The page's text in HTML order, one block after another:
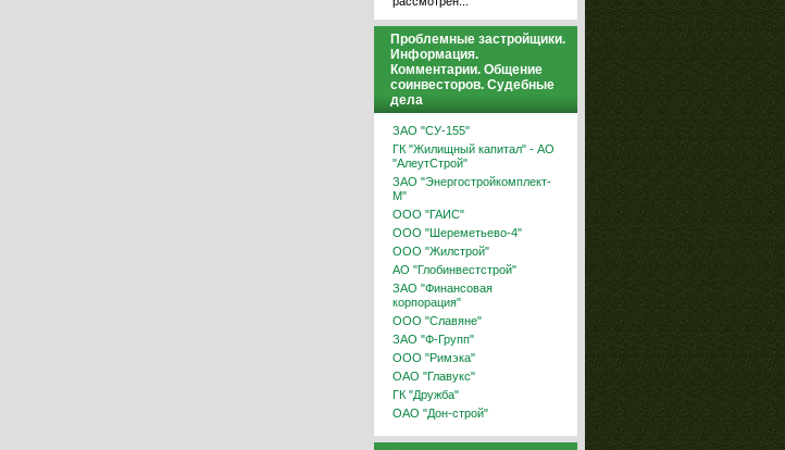
Проблемные застройщики.
Информация.
Комментарии. Общение
соинвесторов. Судебные
дела
ЗАО "СУ-155"
ГК "Жилищный капитал" - АО
"АлеутСтрой"
ЗАО "Энергостройкомплект-
М"
ООО "ГАИС"
ООО "Шереметьево-4"
ООО "Жилстрой"
АО "Глобинвестстрой"
ЗАО "Финансовая
корпорация"
ООО "Славяне"
ЗАО "Ф-Групп"
ООО "Римэка"
ОАО "Главукс"
ГК "Дружба"
ОАО "Дон-строй"